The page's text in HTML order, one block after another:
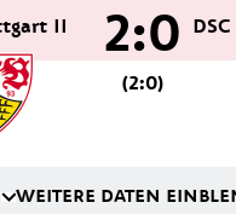
II 2:0
(2:0)
WEITERE DATEN